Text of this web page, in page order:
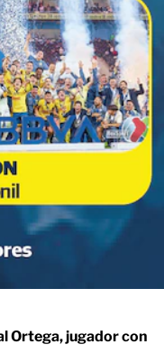
Ortega, jugador con